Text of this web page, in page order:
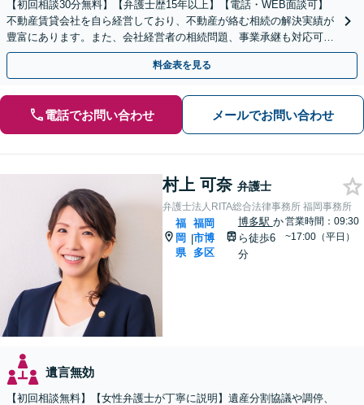
【初回相談30分無料】【弁護士歴15年以上】【電話・WEB面談可】
不動産賃貸会社を自ら経営しており、不動産が絡む相続の解決実績が
豊富にあります。また、会社経営者の相続問題、事業承継も対応可能
です。有利な結果が得られるよう尽力いたします。
料金表を見る
電話でお問い合わせ メールでお問い合わせ
村上 可奈 弁護士
弁護士法人RITA総合法律事務所 福岡事務所
福
岡
県
|
福岡
市博
多区
博多駅 か
ら徒歩6
分
営業時間：09:30
~17:00（平日）
遺言無効
【初回相談無料】【女性弁護士が丁寧に説明】遺産分割協議や調停、